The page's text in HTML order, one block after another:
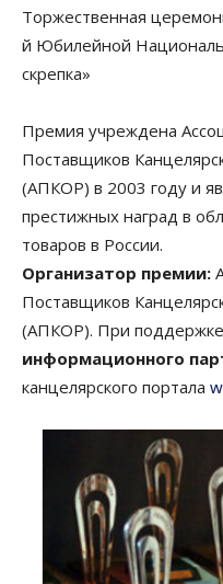
Торжественная
й Юбилейной
скрепка»
Премия учреждена
Поставщиков
(АПКОР) в 2003 году и
престижных наград в
товаров в России.
Организатор премии:
Поставщиков
(АПКОР). При поддержке
информационного
канцелярского портала